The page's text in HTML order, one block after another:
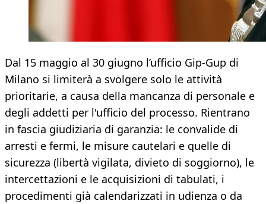
Dal 15 maggio al 30 giugno l’ufficio Gip-Gup di
Milano si limiterà a svolgere solo le attività
prioritarie, a causa della mancanza di personale e
degli addetti per l'ufficio del processo. Rientrano
in fascia giudiziaria di garanzia: le convalide di
arresti e fermi, le misure cautelari e quelle di
sicurezza (libertà vigilata, divieto di soggiorno), le
intercettazioni e le acquisizioni di tabulati, i
procedimenti già calendarizzati in udienza o da